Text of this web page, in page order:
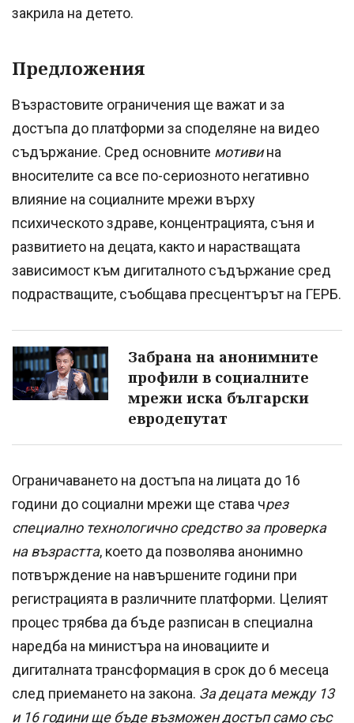
закрила на детето.
Предложения
Възрастовите ограничения ще важат и за
достъпа до платформи за споделяне на видео
съдържание. Сред основните мотивина
вносителите са все по-сериозното негативно
влияние на социалните мрежи върху
психическото здраве, концентрацията, съня и
развитието на децата, както и нарастващата
зависимост към дигиталното съдържание сред
подрастващите, съобщава пресцентърът на ГЕРБ.
Забрана на анонимните
профили в социалните
мрежи иска български
евродепутат
Ограничаването на достъпа на лицата до 16
години до социални мрежи ще става чрез
специално технологично средство за проверка
на възрастта, което да позволява анонимно
потвърждение на навършените години при
регистрацията в различните платформи. Целият
процес трябва да бъде разписан в специална
наредба на министъра на иновациите и
дигиталната трансформация в срок до 6 месеца
след приемането на закона. За децата между 13
и 16 години ще бъде възможен достъп само със